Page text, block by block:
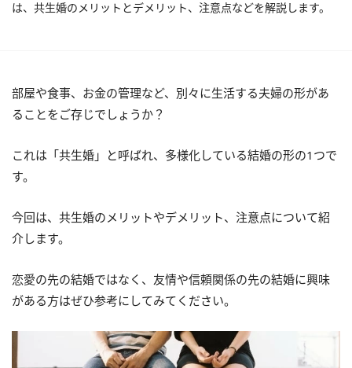
は、共生婚のメリットとデメリット、注意点などを解説します。
部屋や食事、お金の管理など、別々に生活する夫婦の形があ
ることをご存じでしょうか？
これは「共生婚」と呼ばれ、多様化している結婚の形の1つで
す。
今回は、共生婚のメリットやデメリット、注意点について紹
介します。
恋愛の先の結婚ではなく、友情や信頼関係の先の結婚に興味
がある方はぜひ参考にしてみてください。